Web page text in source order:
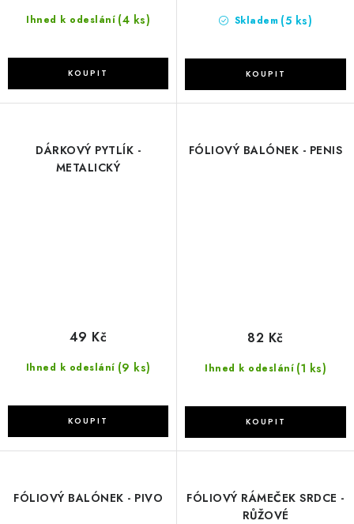
Ihned k odeslání (4 ks) Skladem (5 ks)
DÁRKOVÝ PYTLÍK -
METALICKÝ
Ihned k odeslání (9 ks)
49 Kč
FÓLIOVÝ BALÓNEK - PENIS
Ihned k odeslání (1 ks)
82 Kč
FÓLIOVÝ BALÓNEK - PIVO
FÓLIOVÝ RÁMEČEK SRDCE -
RŮŽOVÉ